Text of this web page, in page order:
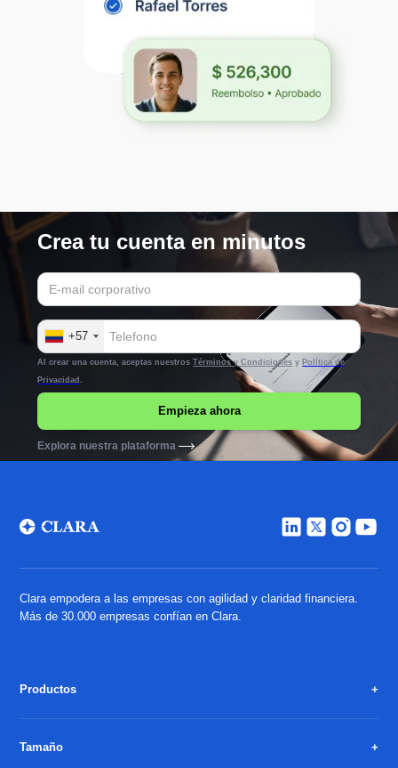
Crea tu cuenta en minutos
+57
Al crear una cuenta, aceptas nuestrosTérminos y Condiciones y Política de
Privacidad.
Explora nuestra plataforma
Clara empodera a las empresas con agilidad y claridad financiera.
Más de 30.000 empresas confían en Clara.
Productos
Tamaño